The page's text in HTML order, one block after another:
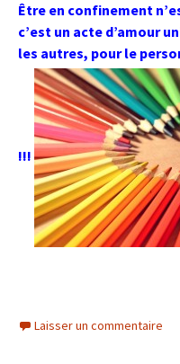
Être en confinement
c’est un acte d’amour
les autres, pour le
!!!
Laisser un commentaire